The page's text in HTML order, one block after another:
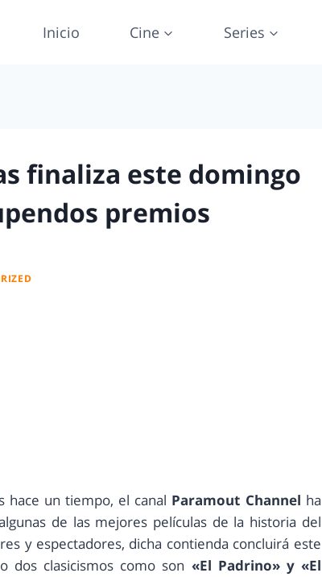
Inicio Cine Series
finaliza este domingo
premios
hace un tiempo, el canal Paramout Channel ha
de las mejores películas de la historia del
y espectadores, dicha contienda concluirá este
dos clasicismos como son «El Padrino» y «El